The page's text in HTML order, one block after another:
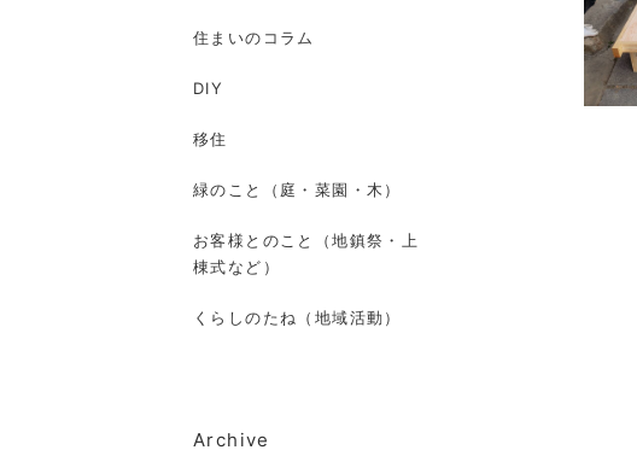
住まいのコラム
DIY
移住
緑のこと（庭・菜園・木）
お客様とのこと（地鎮祭・上
棟式など）
くらしのたね（地域活動）
Archive